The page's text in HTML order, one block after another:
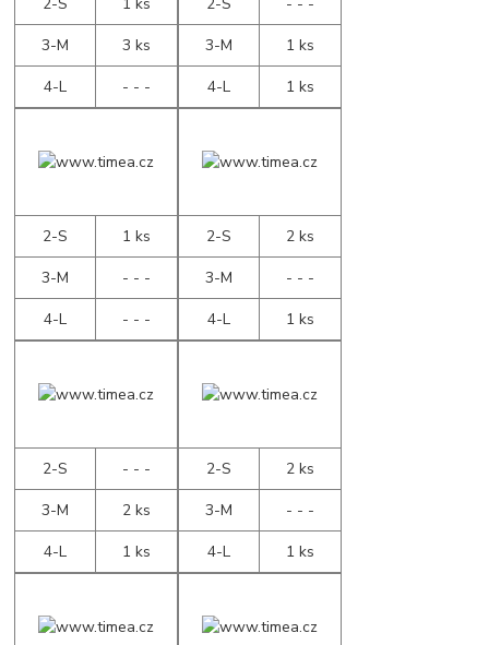
3-M
3 ks
4-L
- - -
3-M
1 ks
4-L
1 ks
2-S
1 ks
3-M
- - -
4-L
- - -
2-S
2 ks
3-M
- - -
4-L
1 ks
2-S
- - -
3-M
2 ks
4-L
1 ks
2-S
2 ks
3-M
- - -
4-L
1 ks